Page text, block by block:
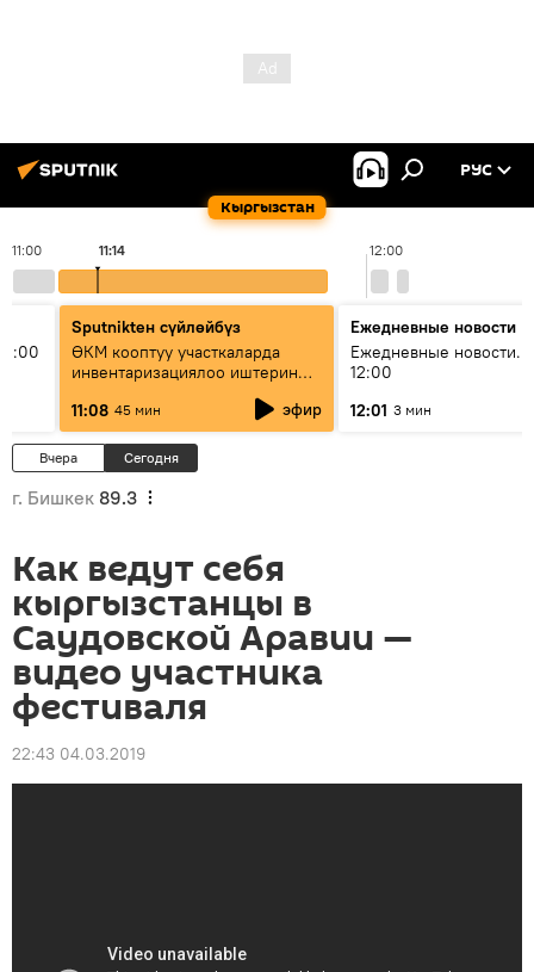
Кыргызстан
РУС
11:00 12:00
11:14
Sputnikteн сүйлөйбүз
ӨКМ кооптуу участкаларда
инвентаризациялоо иштерин
жүргүзүүдө — иш кайсы этапта?
11:08 45 мин эфир
Ежедневные новости
Ежедневные новости.
12:00
12:01 3 мин
Вчера Сегодня
г. Бишкек 89.3
Как ведут себя
кыргызстанцы в
Саудовской Аравии —
видео участника
фестиваля
22:43 04.03.2019